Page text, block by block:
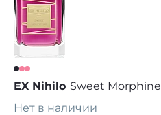
EX Nihilo Sweet Morphine
Нет в наличии